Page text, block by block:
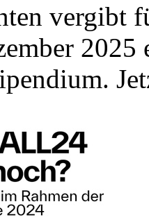
vergibt